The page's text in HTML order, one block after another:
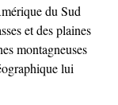
du Sud
et des plaines
montagneuses
lui